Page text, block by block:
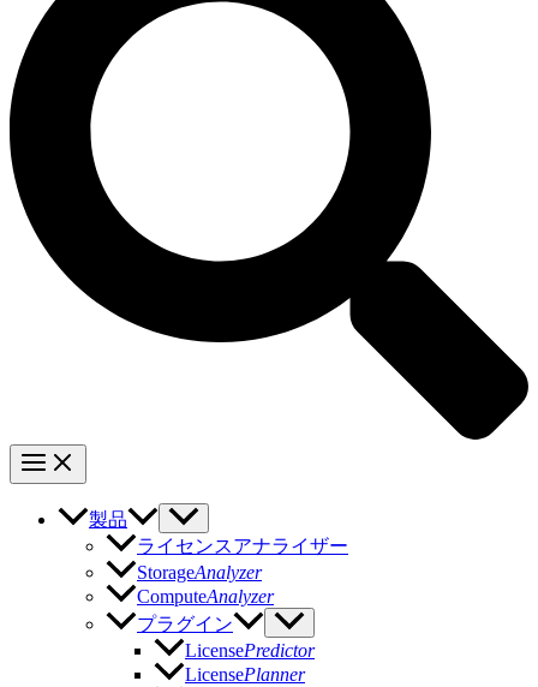
製品
ライセンスアナライザー
StorageAnalyzer
ComputeAnalyzer
プラグイン
LicensePredictor
LicensePlanner